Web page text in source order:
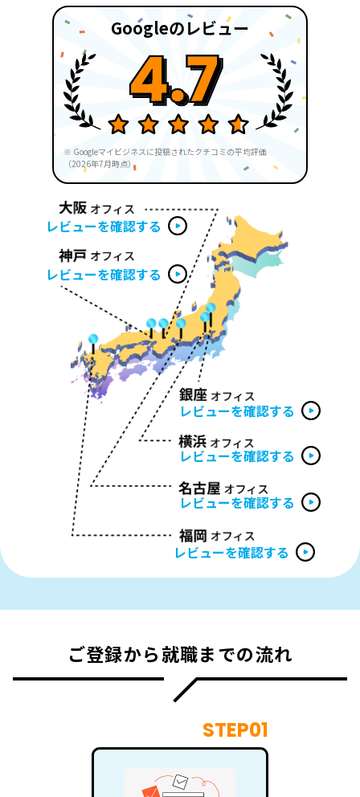
Googleのレビュー
※ Googleマイビジネスに投稿されたクチコミの平均評価
（2026年7月時点）
レビューを確認する
レビューを確認する
レビューを確認する
レビューを確認する
レビューを確認する
レビューを確認する
ご登録から就職までの流れ
STEP01